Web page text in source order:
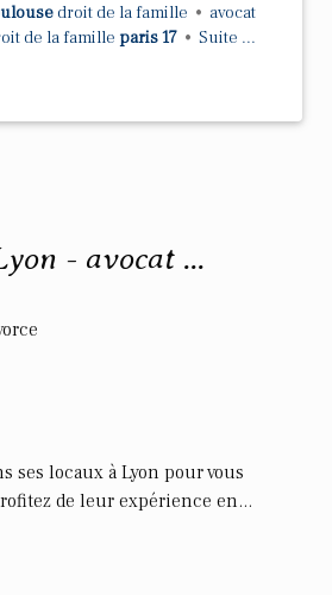
droitde la famille • avocat
de la famille paris 17 • Suite ...
- avocat ...
ses locaux à Lyon pour vous
de leur expérience en...